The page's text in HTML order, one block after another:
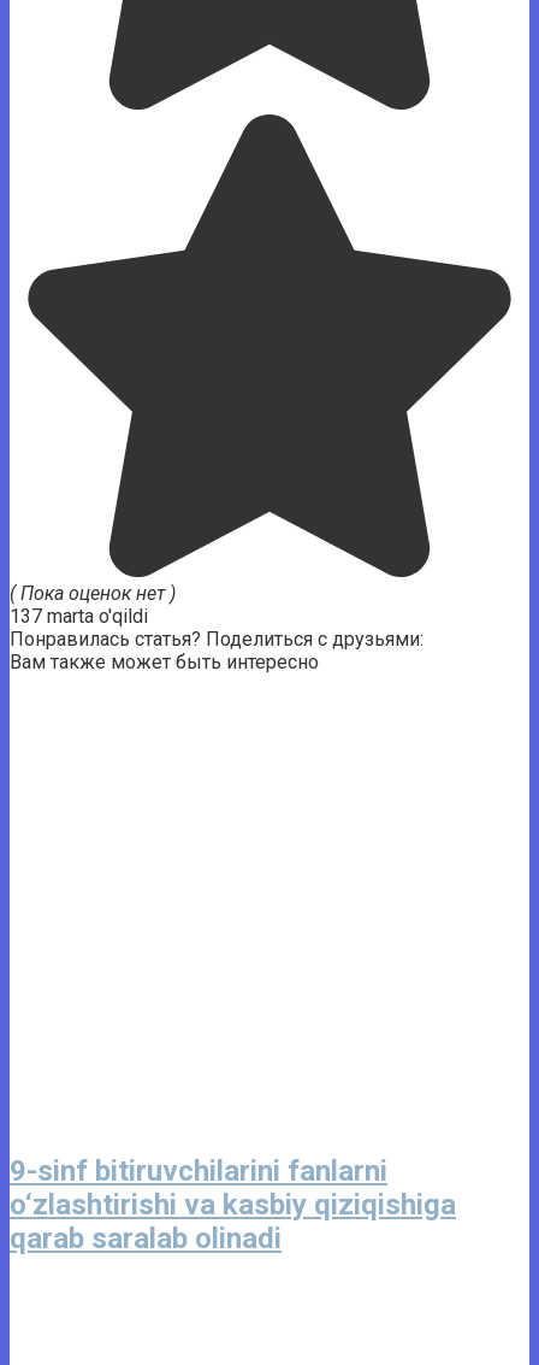
( Пока оценок нет )
137 marta o'qildi
Понравилась статья? Поделиться с друзьями:
Вам также может быть интересно
9-sinf bitiruvchilarini fanlarni
o‘zlashtirishi va kasbiy qiziqishiga
qarab saralab olinadi